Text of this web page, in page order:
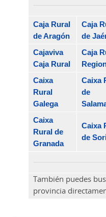
Caja Rural
de Aragón
Caja
de
Cajaviva
Caja Rural
Caja
Caixa
Rural
Galega
Caixa
de
Caixa
Rural de
Granada
Caixa
de
También puedes
provincia